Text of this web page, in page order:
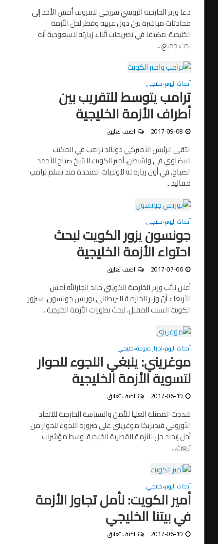
دعا وزير الخارجية الروسي سيرجي لافروف أمس الأحد إلى
محادثات مباشرة بين دول عربية وقطر لحل الأزمة
الخليجية. مضيفا في تصريحات أثناء زيارته للسعودية أنه
يحث جميع...
أحداث اليوم•خليجي
ترامب يتوسط للتقريب بين
أطراف الأزمة الخليجية
2017-09-08 اضف تعليق
التقى الرئيس الأميركي دونالد ترامب في المكتب
البيضاوي في واشنطن، أمير الكويت الشيخ صباح الأحمد
الصباح، في أول زيارة له للولايات المتحدة منذ تسلم ترامب
مقاليد...
أحداث اليوم•خليجي
جونسون يزور الكويت لبحث
احتواء الأزمة الخليجية
2017-07-06 اضف تعليق
أعلن نائب وزير الخارجية الكويتي خالد الجارالله أمس
الأربعاء أنّ وزير الخارجية البريطاني بوريس جونسون، سيزور
الكويت السبت المقبل، لبحث تطورات الأزمة الخليجية...
أحداث اليوم•اخبار منوعة•خليجي
موغريني: ينبغي اللجوء للحوار
لتسوية الأزمة الخليجية
2017-06-19 اضف تعليق
شددت الممثلة العليا للأمن والسياسة الخارجية للاتحاد
الأوروبي فيديريكا موغريني على ضرورة اللجوء للحوار من
أجل إيجاد حل للأزمة القطرية الخليجية، وسط مؤشرات
تبعث...
أحداث اليوم•خليجي
أمير الكويت: نأمل تجاوز الأزمة
في بيتنا الخليجي
2017-06-19 اضف تعليق